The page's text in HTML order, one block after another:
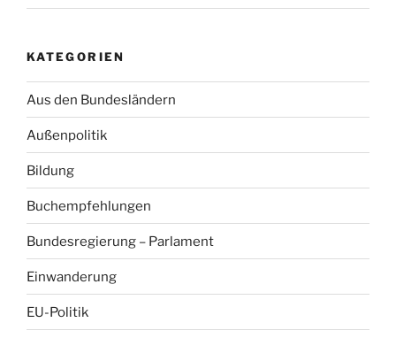
KATEGORIEN
Aus den Bundesländern
Außenpolitik
Bildung
Buchempfehlungen
Bundesregierung – Parlament
Einwanderung
EU-Politik